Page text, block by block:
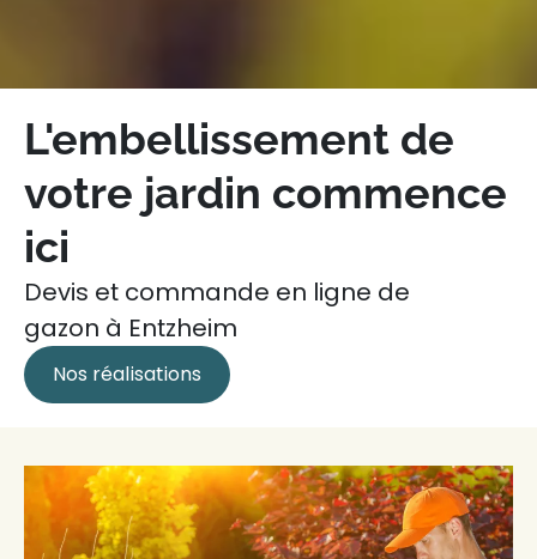
Devis et commande en ligne de
gazon à Entzheim
L'embellissement de
votre jardin commence
ici
Nos réalisations